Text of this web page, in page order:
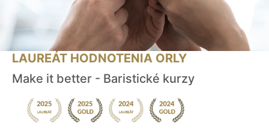
LAUREÁT HODNOTENIA ORLY
Make it better - Baristické kurzy